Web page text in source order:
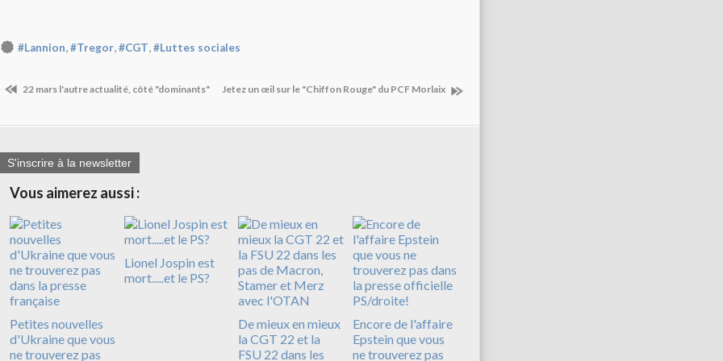
#Lannion,#Tregor,#CGT,#Luttes sociales
22 mars l'autre actualité, côté "dominants" Jetez un œil sur le "Chiffon Rouge" du PCF Morlaix
S'inscrire à la newsletter
Vous aimerez aussi :
Petites nouvelles
d'Ukraine que vous
ne trouverez pas
Lionel Jospin est
mort.....et le PS?
De mieux en mieux
la CGT 22 et la
FSU 22 dans les
Encore de l'affaire
Epstein que vous
ne trouverez pas